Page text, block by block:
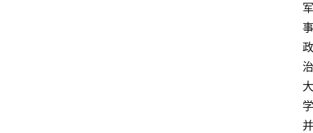
军
事
政
治
大
学
并